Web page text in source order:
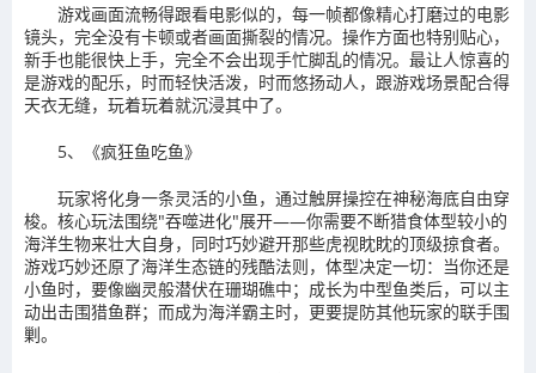
游戏画面流畅得跟看电影似的，每一帧都像精心打磨过的电影
镜头，完全没有卡顿或者画面撕裂的情况。操作方面也特别贴心，
新手也能很快上手，完全不会出现手忙脚乱的情况。最让人惊喜的
是游戏的配乐，时而轻快活泼，时而悠扬动人，跟游戏场景配合得
天衣无缝，玩着玩着就沉浸其中了。
5、《疯狂鱼吃鱼》
玩家将化身一条灵活的小鱼，通过触屏操控在神秘海底自由穿
梭。核心玩法围绕"吞噬进化"展开——你需要不断猎食体型较小的
海洋生物来壮大自身，同时巧妙避开那些虎视眈眈的顶级掠食者。
游戏巧妙还原了海洋生态链的残酷法则，体型决定一切：当你还是
小鱼时，要像幽灵般潜伏在珊瑚礁中；成长为中型鱼类后，可以主
动出击围猎鱼群；而成为海洋霸主时，更要提防其他玩家的联手围
剿。